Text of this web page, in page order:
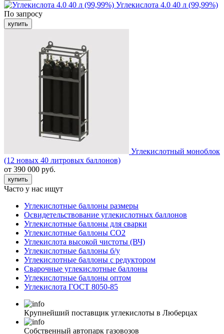
Углекислота 4.0 40 л (99,99%)
По запросу
купить
Углекислотный моноблок
(12 новых 40 литровых баллонов)
от 390 000 руб.
купить
Часто у нас ищут
Углекислотные баллоны размеры
Освидетельствование углекислотных баллонов
Углекислотные баллоны для сварки
Углекислотные баллоны СО2
Углекислота высокой чистоты (ВЧ)
Углекислотные баллоны б/у
Углекислотные баллоны с редуктором
Сварочные углекислотные баллоны
Углекислотные баллоны оптом
Углекислота ГОСТ 8050-85
Крупнейший поставщик углекислоты в Люберцах
Собственный автопарк газовозов